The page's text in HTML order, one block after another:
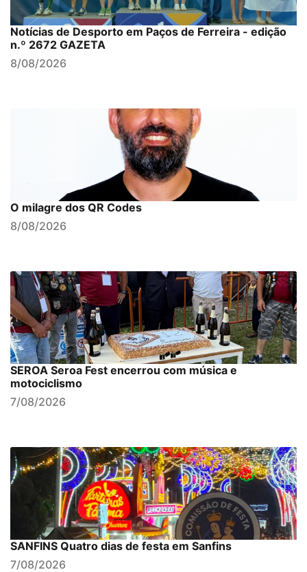
Notícias de Desporto em Paços de Ferreira - edição
n.º 2672 GAZETA
8/08/2026
O milagre dos QR Codes
8/08/2026
SEROA Seroa Fest encerrou com música e
motociclismo
7/08/2026
SANFINS Quatro dias de festa em Sanfins
7/08/2026